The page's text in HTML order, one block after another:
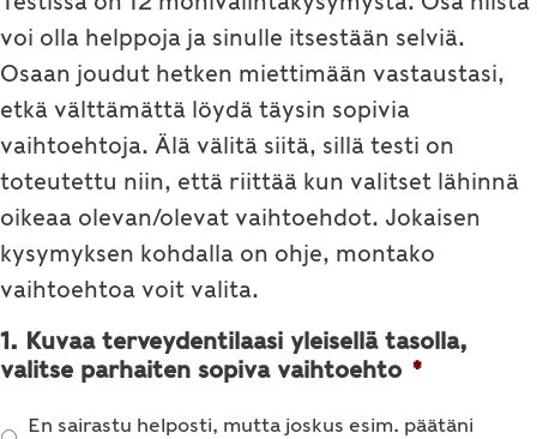
voi olla helppoja ja sinulle itsestään selviä.
Osaan joudut hetken miettimään vastaustasi,
etkä välttämättä löydä täysin sopivia
vaihtoehtoja. Älä välitä siitä, sillä testi on
toteutettu niin, että riittää kun valitset lähinnä
oikeaa olevan/olevat vaihtoehdot. Jokaisen
kysymyksen kohdalla on ohje, montako
vaihtoehtoa voit valita.
1. Kuvaa terveydentilaasi yleisellä tasolla,
valitse parhaiten sopiva vaihtoehto *
En sairastu helposti, mutta joskus esim. päätäni